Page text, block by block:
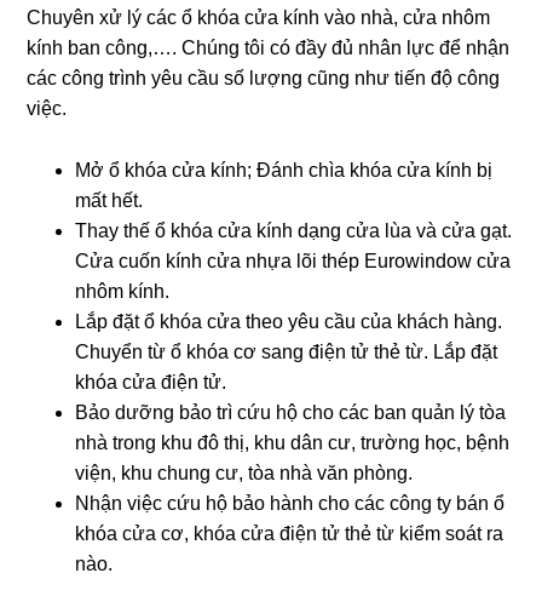
Chuyên xử lý các ổ khóa cửa kính vào nhà, cửa nhôm
kính ban công,…. Chúng tôi có đầy đủ nhân lực để nhận
các công trình yêu cầu số lượng cũng như tiến độ công
việc.
Mở ổ khóa cửa kính; Đánh chìa khóa cửa kính bị
mất hết.
Thay thế ổ khóa cửa kính dạng cửa lùa và cửa gạt.
Cửa cuốn kính cửa nhựa lõi thép Eurowindow cửa
nhôm kính.
Lắp đặt ổ khóa cửa theo yêu cầu của khách hàng.
Chuyển từ ổ khóa cơ sang điện tử thẻ từ. Lắp đặt
khóa cửa điện tử.
Bảo dưỡng bảo trì cứu hộ cho các ban quản lý tòa
nhà trong khu đô thị, khu dân cư, trường học, bệnh
viện, khu chung cư, tòa nhà văn phòng.
Nhận việc cứu hộ bảo hành cho các công ty bán ổ
khóa cửa cơ, khóa cửa điện tử thẻ từ kiểm soát ra
nào.